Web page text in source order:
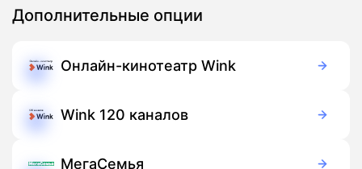
Дополнительные опции
Онлайн-кинотеатр Wink
Подписка
Wink 120 каналов
Подписка
МегаСемья